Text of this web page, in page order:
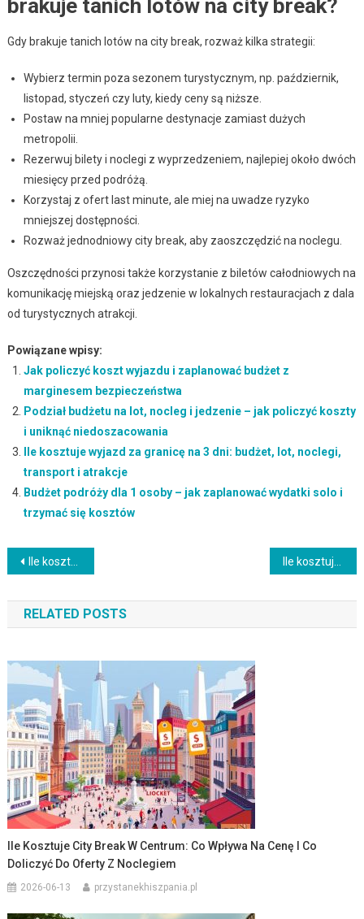
brakuje tanich lotów na city break?
Gdy brakuje tanich lotów na city break, rozważ kilka strategii:
Wybierz termin poza sezonem turystycznym, np. październik,
listopad, styczeń czy luty, kiedy ceny są niższe.
Postaw na mniej popularne destynacje zamiast dużych
metropolii.
Rezerwuj bilety i noclegi z wyprzedzeniem, najlepiej około dwóch
miesięcy przed podróżą.
Korzystaj z ofert last minute, ale miej na uwadze ryzyko
mniejszej dostępności.
Rozważ jednodniowy city break, aby zaoszczędzić na noclegu.
Oszczędności przynosi także korzystanie z biletów całodniowych na
komunikację miejską oraz jedzenie w lokalnych restauracjach z dala
od turystycznych atrakcji.
Powiązane wpisy:
Jak policzyć koszt wyjazdu i zaplanować budżet z
marginesem bezpieczeństwa
Podział budżetu na lot, nocleg i jedzenie – jak policzyć koszty
i uniknąć niedoszacowania
Ile kosztuje wyjazd za granicę na 3 dni: budżet, lot, noclegi,
transport i atrakcje
Budżet podróży dla 1 osoby – jak zaplanować wydatki solo i
trzymać się kosztów
Nawigacja
wpisu
Ile kosztuje city break na 2 dni: lot, nocleg, transfer i wydatki na miejscu
RELATED POSTS
Ile Kosztuje City Break W Centrum: Co Wpływa Na Cenę I Co
Doliczyć Do Oferty Z Noclegiem
2026-06-13 przystanekhiszpania.pl